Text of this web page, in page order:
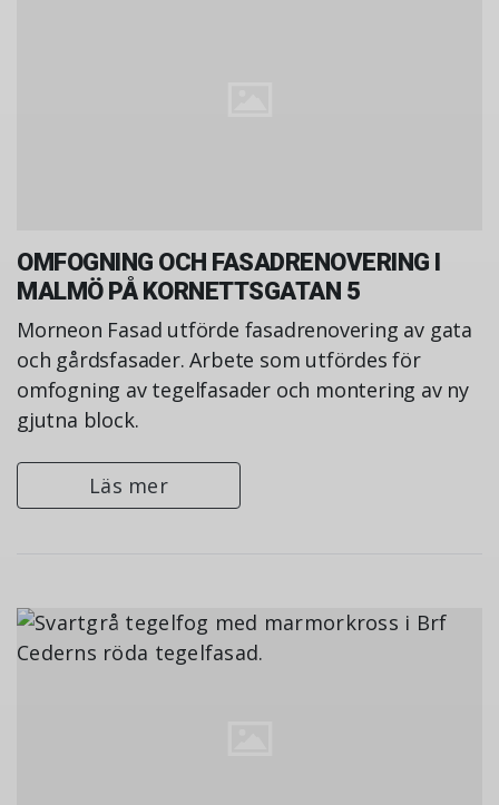
OMFOGNING OCH FASADRENOVERING I
MALMÖ PÅ KORNETTSGATAN 5
Morneon Fasad utförde fasadrenovering av gata
och gårdsfasader. Arbete som utfördes för
omfogning av tegelfasader och montering av ny
gjutna block.
Läs mer